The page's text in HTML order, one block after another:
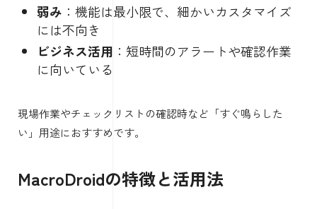
弱み ：機能は最小限で、細かいカスタマイズ
には不向き
ビジネス活用 ：短時間のアラートや確認作業
に向いている
現場作業やチェックリストの確認時など「すぐ鳴らした
い」用途におすすめです。
MacroDroidの特徴と活用法